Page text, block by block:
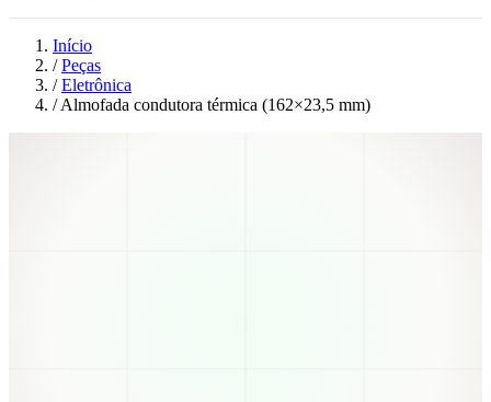
Início
/ Peças
/ Eletrônica
/ Almofada condutora térmica (162×23,5 mm)